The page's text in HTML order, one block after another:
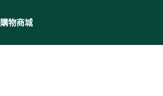
購物商城